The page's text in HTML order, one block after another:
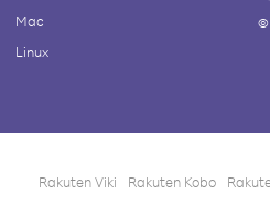
Mac
Linux
©
Rakuten Viki Rakuten Kobo